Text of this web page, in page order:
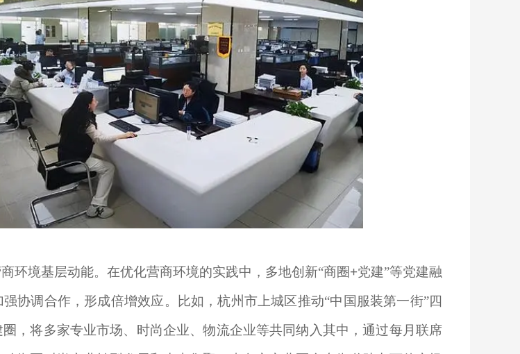
环境基层动能。在优化营商环境的实践中，多地创新“商圈+党建”等党建融
协调合作，形成倍增效应。比如，杭州市上城区推动“中国服装第一街”四
，将多家专业市场、时尚企业、物流企业等共同纳入其中，通过每月联席